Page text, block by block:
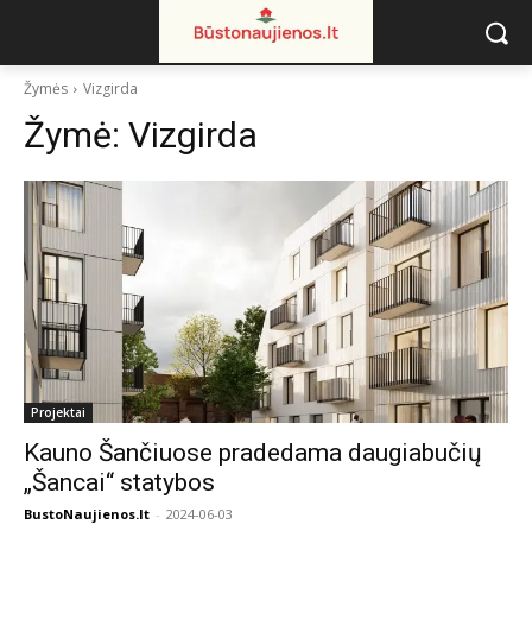
Žymės Vizgirda
Žymė: Vizgirda
Projektai
Kauno Šančiuose pradedama daugiabučių
„Šancai“ statybos
BustoNaujienos.lt - 2024-06-03